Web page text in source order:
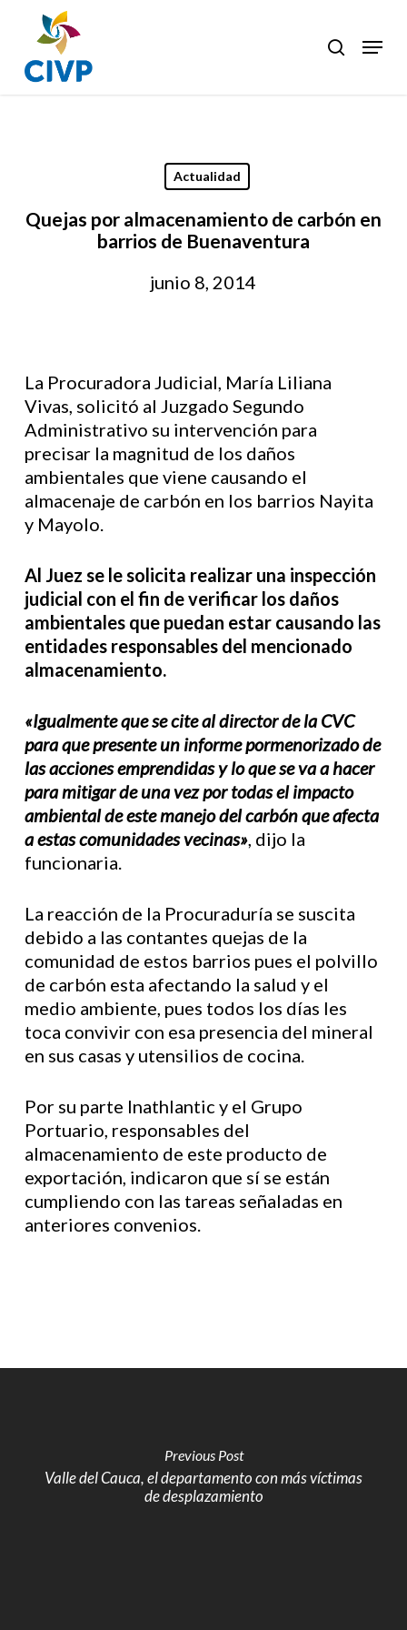
main
content
search
Menu
Actualidad
Quejas por almacenamiento de carbón en
barrios de Buenaventura
junio 8, 2014
La Procuradora Judicial, María Liliana
Vivas, solicitó al Juzgado Segundo
Administrativo su intervención para
precisar la magnitud de los daños
ambientales que viene causando el
almacenaje de carbón en los barrios Nayita
y Mayolo.
Al Juez se le solicita realizar una inspección
judicial con el fin de verificar los daños
ambientales que puedan estar causando las
entidades responsables del mencionado
almacenamiento.
«Igualmente que se cite al director de la CVC
para que presente un informe pormenorizado de
las acciones emprendidas y lo que se va a hacer
para mitigar de una vez por todas el impacto
ambiental de este manejo del carbón que afecta
a estas comunidades vecinas», dijo la
funcionaria.
La reacción de la Procuraduría se suscita
debido a las contantes quejas de la
comunidad de estos barrios pues el polvillo
de carbón esta afectando la salud y el
medio ambiente, pues todos los días les
toca convivir con esa presencia del mineral
en sus casas y utensilios de cocina.
Por su parte Inathlantic y el Grupo
Portuario, responsables del
almacenamiento de este producto de
exportación, indicaron que sí se están
cumpliendo con las tareas señaladas en
anteriores convenios.
Previous Post
Valle del Cauca, el departamento con más víctimas
de desplazamiento
Close